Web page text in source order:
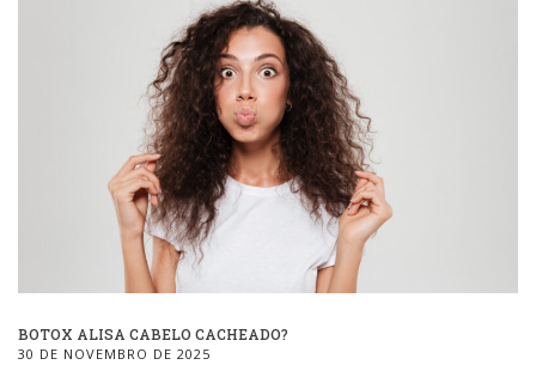
BOTOX ALISA CABELO CACHEADO?
30 DE NOVEMBRO DE 2025